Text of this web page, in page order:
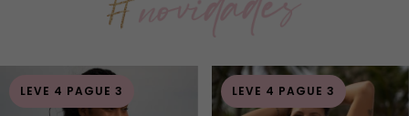
LEVE 4 PAGUE 3 LEVE 4 PAGUE 3